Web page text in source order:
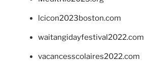
lcicon2023boston.com
waitangidayfestival2022.com
vacancesscolaires2022.com